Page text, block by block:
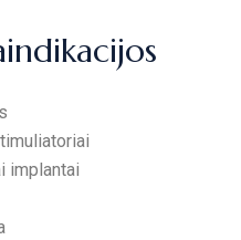
implantai